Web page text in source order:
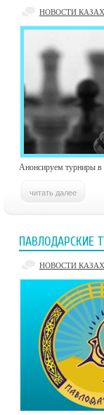
НОВОСТИ
Анонсируем турниры в
ПАВЛОДАРСКИЕ
НОВОСТИ